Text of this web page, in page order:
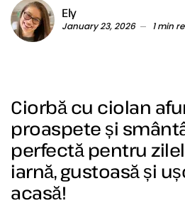
Ely
January 23, 2026 1 min
Ciorbă cu ciolan
proaspete și
perfectă pentru
iarnă, gustoasă și
acasă!